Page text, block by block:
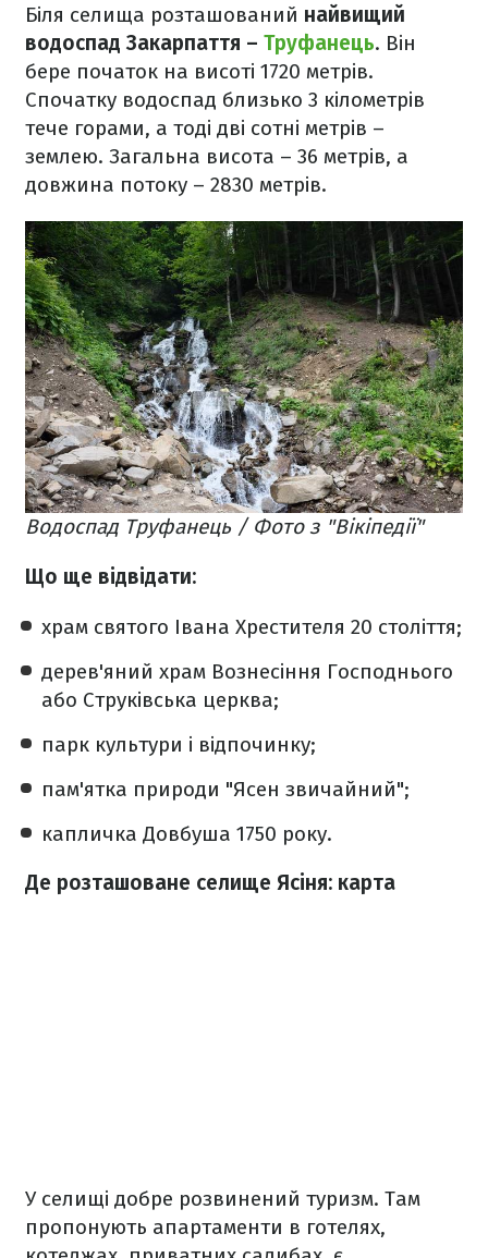
Біля селища розташований найвищий
водоспад Закарпаття – Труфанець. Він
бере початок на висоті 1720 метрів.
Спочатку водоспад близько 3 кілометрів
тече горами, а тоді дві сотні метрів –
землею. Загальна висота – 36 метрів, а
довжина потоку – 2830 метрів.
Водоспад Труфанець / Фото з "Вікіпедії"
Що ще відвідати:
храм святого Івана Хрестителя 20 століття;
дерев'яний храм Вознесіння Господнього
або Струківська церква;
парк культури і відпочинку;
пам'ятка природи "Ясен звичайний";
капличка Довбуша 1750 року.
Де розташоване селище Ясіня: карта
У селищі добре розвинений туризм. Там
пропонують апартаменти в готелях,